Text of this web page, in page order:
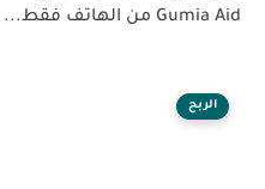
Gumia Aid من الهاتف فقط...
الربح